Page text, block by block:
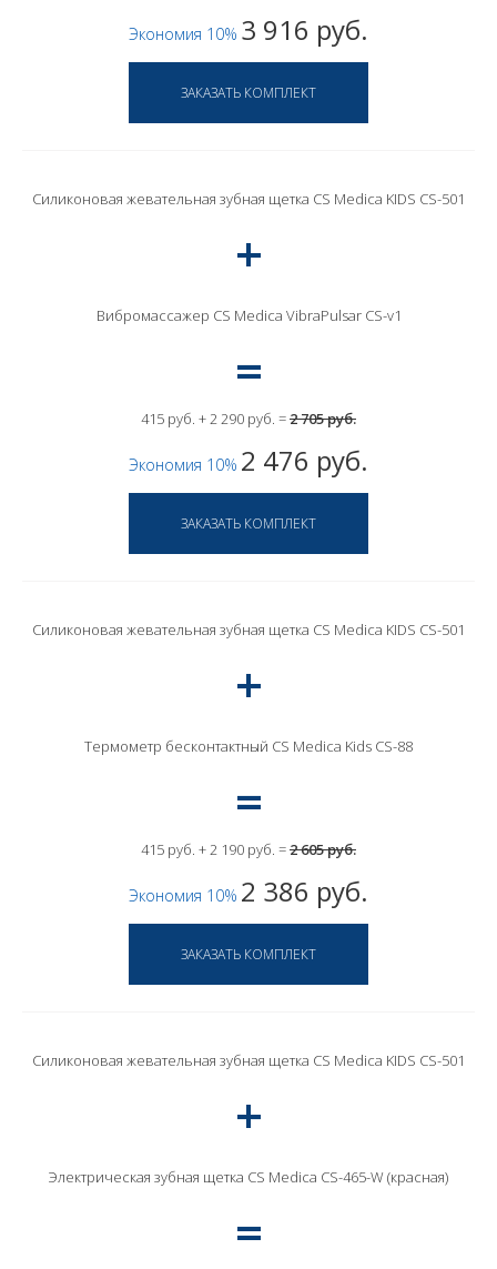
Экономия 10% 3 916 руб.
Силиконовая жевательная зубная щетка CS Medica KIDS CS-501
Вибромассажер CS Medica VibraPulsar CS-v1
415 руб. + 2 290 руб. =2 705 руб.
Экономия 10% 2 476 руб.
Силиконовая жевательная зубная щетка CS Medica KIDS CS-501
Термометр бесконтактный CS Medica Kids CS-88
415 руб. + 2 190 руб. =2 605 руб.
Экономия 10% 2 386 руб.
Силиконовая жевательная зубная щетка CS Medica KIDS CS-501
Электрическая зубная щетка CS Medica CS-465-W (красная)